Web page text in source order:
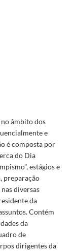
âmbito dos
e
é composta por
do Dia
estágios e
preparação
diversas
da
Contém
da
de
dirigentes da